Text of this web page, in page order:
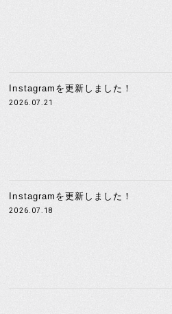
Instagramを更新しました！
2026.07.21
Instagramを更新しました！
2026.07.18